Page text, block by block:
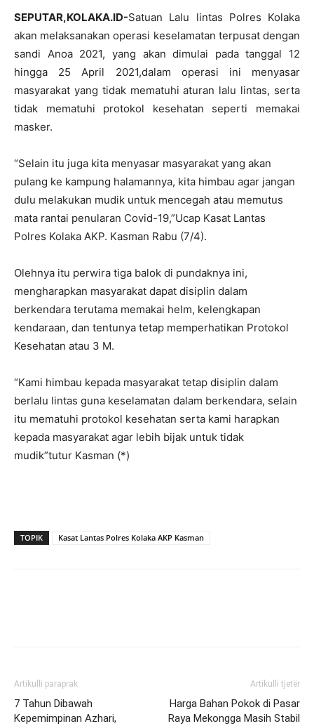
SEPUTAR,KOLAKA.ID-Satuan Lalu lintas Polres Kolaka
akan melaksanakan operasi keselamatan terpusat dengan
sandi Anoa 2021, yang akan dimulai pada tanggal 12
hingga 25 April 2021,dalam operasi ini menyasar
masyarakat yang tidak mematuhi aturan lalu lintas, serta
tidak mematuhi protokol kesehatan seperti memakai
masker.
“Selain itu juga kita menyasar masyarakat yang akan
pulang ke kampung halamannya, kita himbau agar jangan
dulu melakukan mudik untuk mencegah atau memutus
mata rantai penularan Covid-19,”Ucap Kasat Lantas
Polres Kolaka AKP. Kasman Rabu (7/4).
Olehnya itu perwira tiga balok di pundaknya ini,
mengharapkan masyarakat dapat disiplin dalam
berkendara terutama memakai helm, kelengkapan
kendaraan, dan tentunya tetap memperhatikan Protokol
Kesehatan atau 3 M.
“Kami himbau kepada masyarakat tetap disiplin dalam
berlalu lintas guna keselamatan dalam berkendara, selain
itu mematuhi protokol kesehatan serta kami harapkan
kepada masyarakat agar lebih bijak untuk tidak
mudik”tutur Kasman (*)
TOPIK Kasat Lantas Polres Kolaka AKP Kasman
Artikulli paraprak
7 Tahun Dibawah
Kepemimpinan Azhari,
Artikulli tjetër
Harga Bahan Pokok di Pasar
Raya Mekongga Masih Stabil